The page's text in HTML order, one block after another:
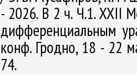
- 2026. В 2 ч. Ч.1. XXII
дифференциальным
конф. Гродно, 18 - 22
74.